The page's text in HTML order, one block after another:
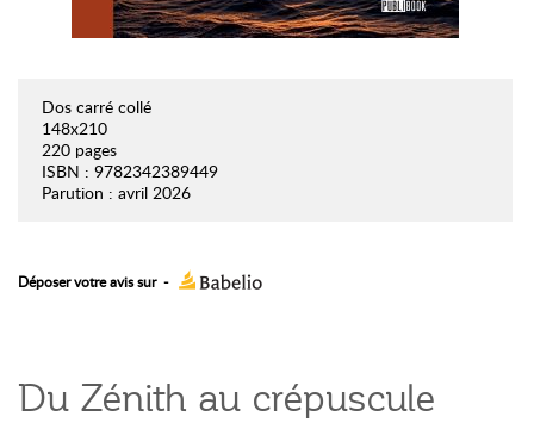
Dos carré collé
148x210
220 pages
ISBN : 9782342389449
Parution : avril 2026
Déposer votre avis sur -
Du Zénith au crépuscule